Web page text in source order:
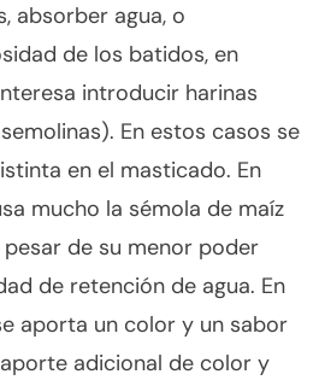
absorber agua, o
de los batidos, en
introducir harinas
En estos casos se
en el masticado. En
mucho la sémola de maíz
de su menor poder
de retención de agua. En
aporta un color y un sabor
adicional de color y